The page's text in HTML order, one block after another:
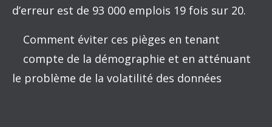
d’erreur est de 93 000 emplois 19 fois sur 20.
Comment éviter ces pièges en tenant
compte de la démographie et en atténuant
le problème de la volatilité des données